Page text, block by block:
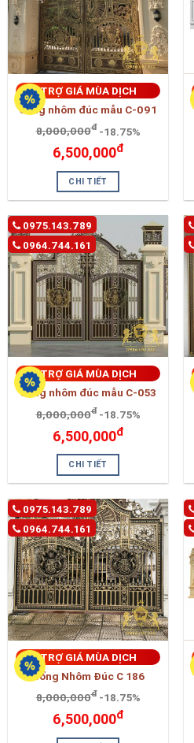
TRỢ GIÁ MÙA DỊCH
Cổng nhôm đúc mẫu C-091
8,000,000đ -18.75%
6,500,000đ
CHI TIẾT
0975.143.789
0964.744.161
TRỢ GIÁ MÙA DỊCH
Cổng nhôm đúc mẫu C-053
8,000,000đ -18.75%
6,500,000đ
CHI TIẾT
0975.143.789
0964.744.161
TRỢ GIÁ MÙA DỊCH
Cổng Nhôm Đúc C 186
8,000,000đ -18.75%
6,500,000đ